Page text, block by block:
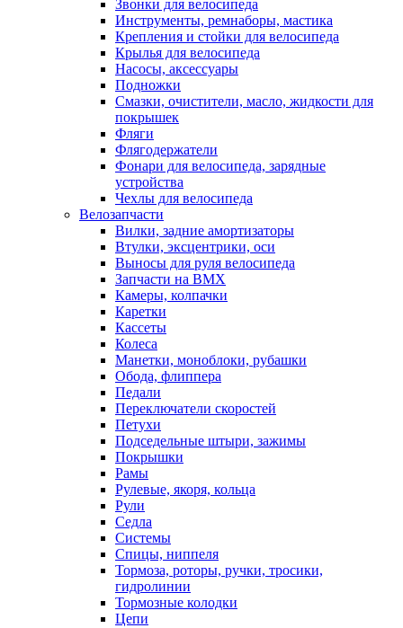
Звонки для велосипеда
Инструменты, ремнаборы, мастика
Крепления и стойки для велосипеда
Крылья для велосипеда
Насосы, аксессуары
Подножки
Смазки, очистители, масло, жидкости для
покрышек
Фляги
Флягодержатели
Фонари для велосипеда, зарядные
устройства
Чехлы для велосипеда
Велозапчасти
Вилки, задние амортизаторы
Втулки, эксцентрики, оси
Выносы для руля велосипеда
Запчасти на BMX
Камеры, колпачки
Каретки
Кассеты
Колеса
Манетки, моноблоки, рубашки
Обода, флиппера
Педали
Переключатели скоростей
Петухи
Подседельные штыри, зажимы
Покрышки
Рамы
Рулевые, якоря, кольца
Рули
Седла
Системы
Спицы, ниппеля
Тормоза, роторы, ручки, тросики,
гидролинии
Тормозные колодки
Цепи